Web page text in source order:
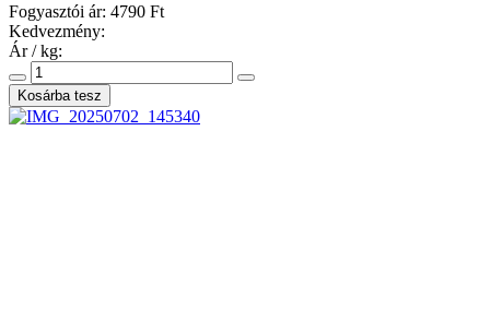
Fogyasztói ár: 4790 Ft
Kedvezmény:
Ár / kg: